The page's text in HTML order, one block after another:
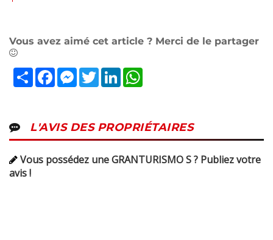
Vous avez aimé cet article ? Merci de le partager
PartagerFacebookMessenger
TwitterLinkedIn
L'AVIS DES PROPRIÉTAIRES
Vous possédez une GRANTURISMO S ? Publiez votre
avis !